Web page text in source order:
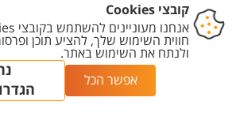
Transfer
פארק ההייטק
משרות אקדמיות
חירום